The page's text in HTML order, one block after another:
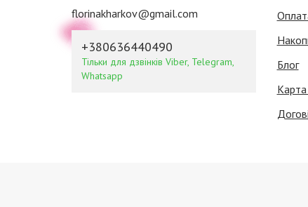
florinakharkov@gmail.com
+380636440490
Тільки для дзвінків Viber, Telegram,
Whatsapp
Блог